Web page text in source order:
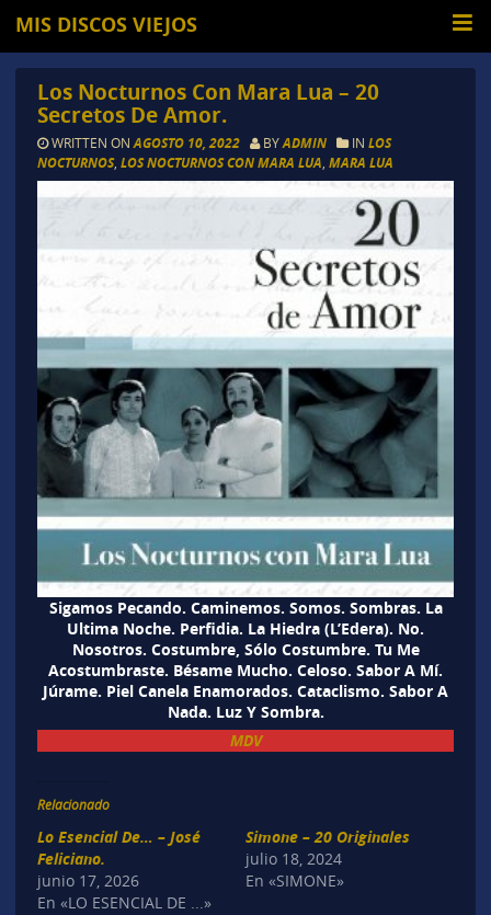
MIS DISCOS VIEJOS
Los Nocturnos Con Mara Lua – 20
Secretos De Amor.
WRITTEN ON AGOSTO 10, 2022 BYADMIN IN LOS
NOCTURNOS, LOS NOCTURNOS CON MARA LUA MARA LUA
Sigamos Pecando. Caminemos. Somos. Sombras. La
Ultima Noche. Perfidia. La Hiedra (L’Edera). No.
Nosotros. Costumbre, Sólo Costumbre. Tu Me
Acostumbraste. Bésame Mucho. Celoso. Sabor A Mí.
Júrame. Piel Canela Enamorados. Cataclismo. Sabor A
Nada. Luz Y Sombra.
MDV
Relacionado
Lo Esencial De… – José
Feliciano.
junio 17, 2026
En «LO ESENCIAL DE ...»
Simone – 20 Originales
julio 18, 2024
En «SIMONE»